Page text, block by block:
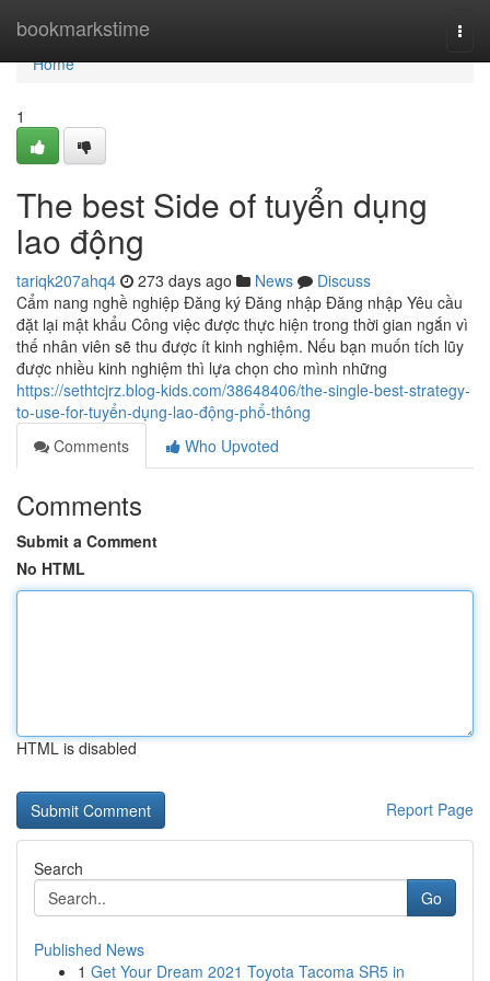
bookmarkstime
Home
Home
1
The best Side of tuyển dụng
lao động
tariqk207ahq4 273 days ago News
Discuss
Cẩm nang nghề nghiệp Đăng ký Đăng nhập Đăng nhập Yêu cầu
đặt lại mật khẩu Công việc được thực hiện trong thời gian ngắn vì
thế nhân viên sẽ thu được ít kinh nghiệm. Nếu bạn muốn tích lũy
được nhiều kinh nghiệm thì lựa chọn cho mình những
https://sethtcjrz.blog-kids.com/38648406/the-single-best-strategy-
to-use-for-tuyển-dụng-lao-động-phổ-thông
Comments
Who Upvoted
Comments
Submit a Comment
No HTML
HTML is disabled
Report Page
Search
Go
Published News
1 Get Your Dream 2021 Toyota Tacoma SR5 in